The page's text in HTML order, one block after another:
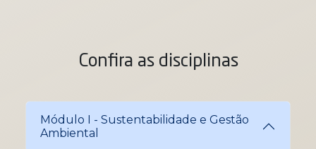
Confira as disciplinas
Módulo I - Sustentabilidade e Gestão
Ambiental